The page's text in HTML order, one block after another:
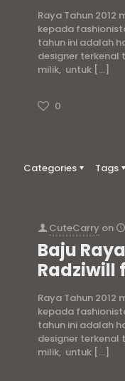
Raya Tahun 2012
kepada
tahun ini adalah
designer terkenal
milik, untuk […]
0
Categories Tags
CuteCarry on
Baju
Radziwill
Raya Tahun 2012
kepada
tahun ini adalah
designer terkenal
milik, untuk […]